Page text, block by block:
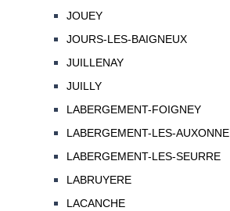
JOUEY
JOURS-LES-BAIGNEUX
JUILLENAY
JUILLY
LABERGEMENT-FOIGNEY
LABERGEMENT-LES-AUXONNE
LABERGEMENT-LES-SEURRE
LABRUYERE
LACANCHE